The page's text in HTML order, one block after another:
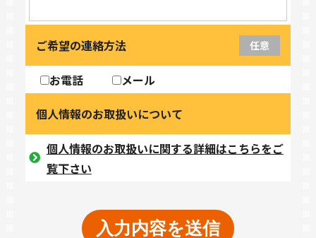
ご希望の連絡方法 任意
お電話
メール
個人情報のお取扱いについて
個人情報のお取扱いに関する詳細はこちらをご
覧下さい